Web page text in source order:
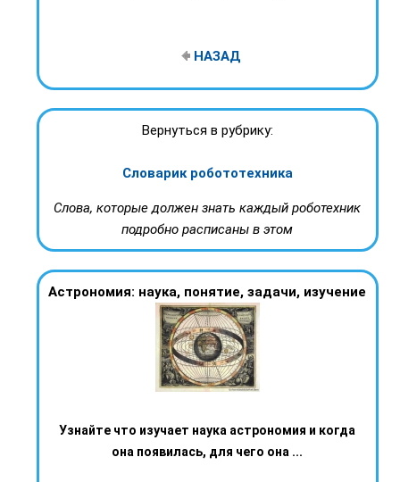
НАЗАД
Вернуться в рубрику:
Словарик робототехника
Слова, которые должен знать каждый роботехник
подробно расписаны в этом
Астрономия: наука, понятие, задачи, изучение
Узнайте что изучает наука астрономия и когда
она появилась, для чего она ...